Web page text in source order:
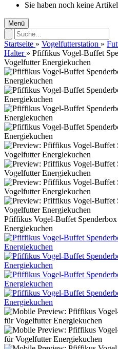
Sie haben noch keine
Menü
Startseite » Vogelfutterstation »
Halter » Pfiffikus Vogel-Buffet
Vogelfutter Energiekuchen
Pfiffikus Vogel-Buffet
Energiekuchen